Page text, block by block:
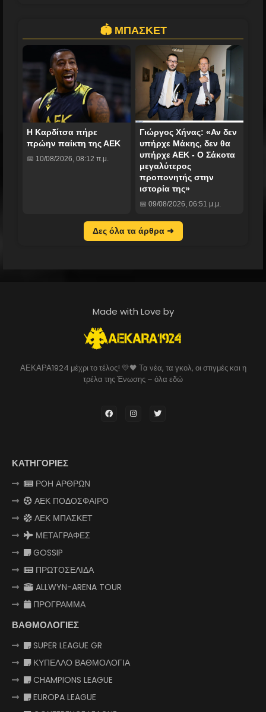
🏟️ ΜΠΑΣΚΕΤ
Η Καρδίτσα πήρε
πρώην παίκτη της ΑΕΚ
📅 10/08/2026, 08:12 π.μ.
Γιώργος Χήνας: «Αν δεν
υπήρχε Μάκης, δεν θα
υπήρχε ΑΕΚ - Ο Σάκοτα
μεγαλύτερος
προπονητής στην
ιστορία της»
📅 09/08/2026, 06:51 μ.μ.
Δες όλα τα άρθρα ➜
Made with Love by
ΑΕΚΑΡΑ1924 μέχρι το τέλος! 💛🖤 Τα νέα, τα γκολ, οι στιγμές και η
τρέλα της Ένωσης – όλα εδώ
ΚΑΤΗΓΟΡΙΕΣ
ΡΟΗ ΑΡΘΡΩΝ
ΑΕΚ ΠΟΔΟΣΦΑΙΡΟ
ΑΕΚ ΜΠΑΣΚΕΤ
ΜΕΤΑΓΡΑΦΕΣ
GOSSIP
ΠΡΩΤΟΣΕΛΙΔΑ
ALLWYN-ARENA TOUR
ΠΡΟΓΡΑΜΜΑ
ΒΑΘΜΟΛΟΓΙΕΣ
SUPER LEAGUE GR
ΚΥΠΕΛΛΟ ΒΑΘΜΟΛΟΓΙΑ
CHAMPIONS LEAGUE
EUROPA LEAGUE